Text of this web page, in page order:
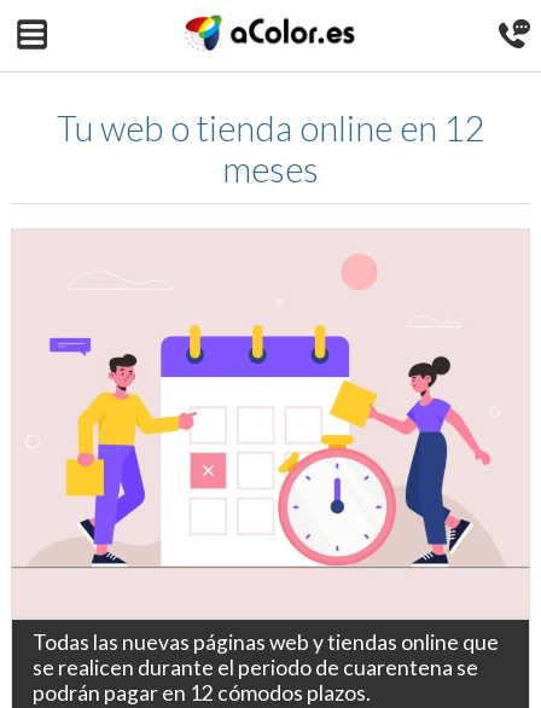
Tu web o tienda online en 12
meses
Todas las nuevas páginas web y tiendas online que
se realicen durante el periodo de cuarentena se
podrán pagar en 12 cómodos plazos.